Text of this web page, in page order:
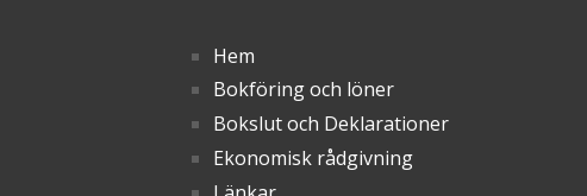
Hem
Bokföring och löner
Bokslut och Deklarationer
Ekonomisk rådgivning